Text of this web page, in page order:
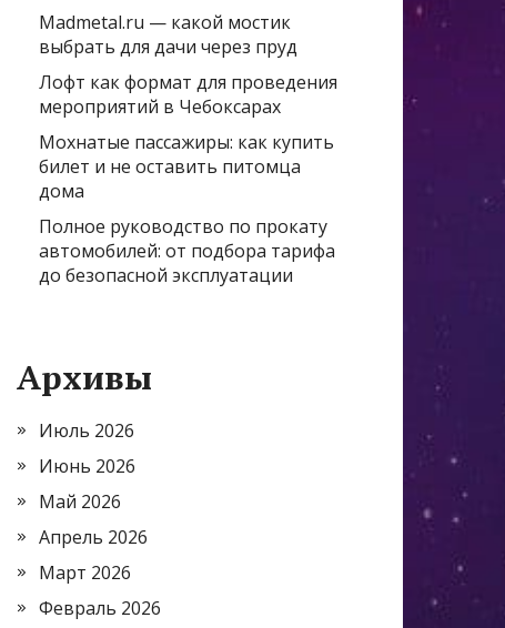
Madmetal.ru — какой мостик
выбрать для дачи через пруд
Лофт как формат для проведения
мероприятий в Чебоксарах
Мохнатые пассажиры: как купить
билет и не оставить питомца
дома
Полное руководство по прокату
автомобилей: от подбора тарифа
до безопасной эксплуатации
Архивы
Июль 2026
Июнь 2026
Май 2026
Апрель 2026
Март 2026
Февраль 2026